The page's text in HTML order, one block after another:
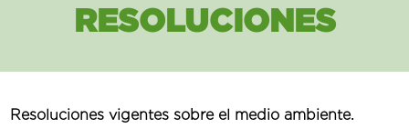
RESOLUCIONES
Resoluciones vigentes sobre el medio ambiente.